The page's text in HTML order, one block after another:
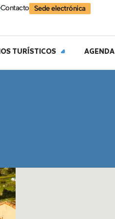
Contacto Sede electrónica
TURÍSTICOS AGENDA